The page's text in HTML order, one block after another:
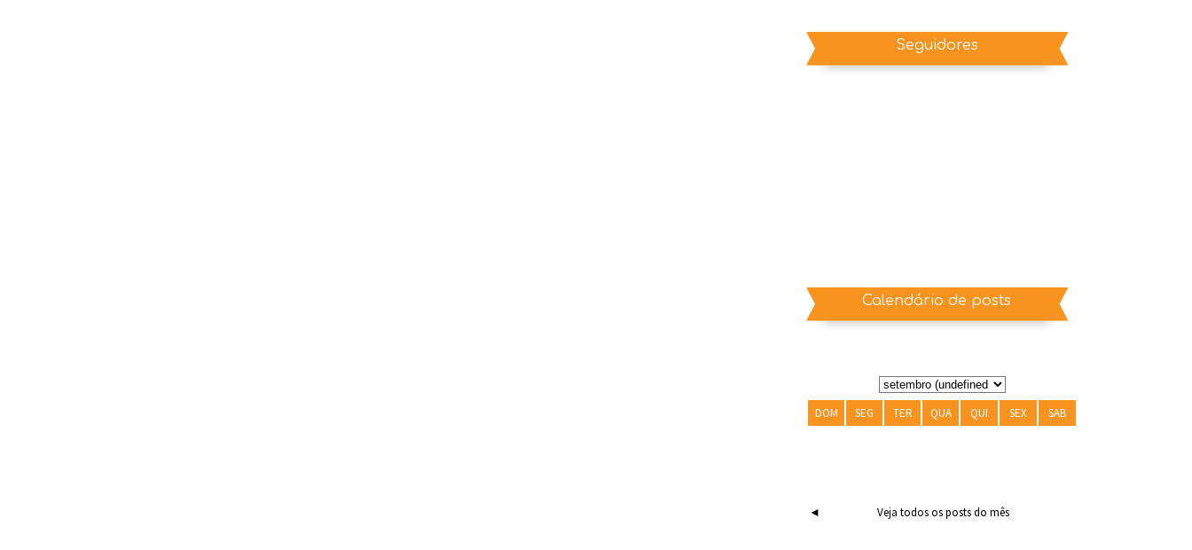
Seguidores
Calendário de posts
DOM SEG TER QUA QUI SEX SAB
◄ Veja todos os posts do mês